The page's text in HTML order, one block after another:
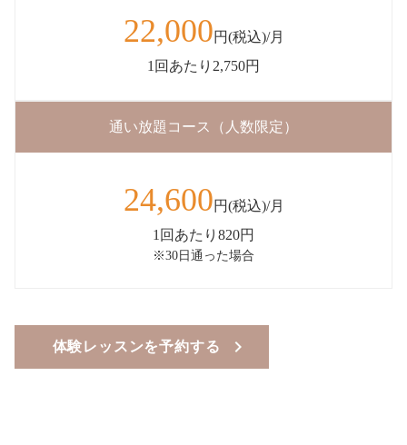
22,000円(税込)/月
1回あたり2,750円
通い放題コース（人数限定）
24,600円(税込)/月
1回あたり820円
※30日通った場合
体験レッスンを予約する